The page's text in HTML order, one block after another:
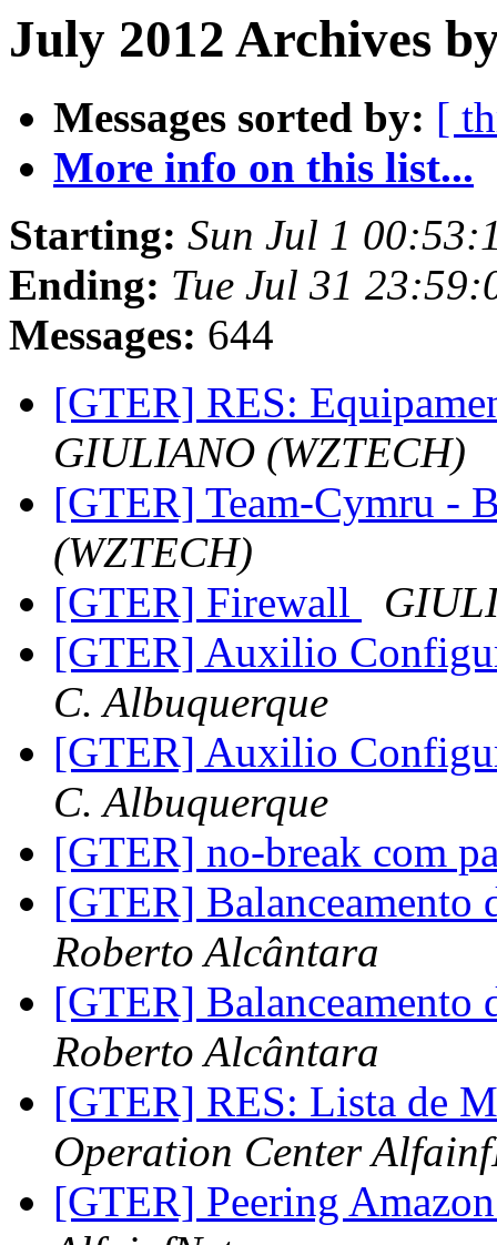
July 2012 Archives
Messages sorted by: [
More info on this list...
Starting: Sun Jul 1
Ending: Tue Jul 31
Messages: 644
[GTER] RES:
GIULIANO (WZTECH)
[GTER] Team-Cymru -
(WZTECH)
[GTER] Firewall
[GTER] Auxilio
C. Albuquerque
[GTER] Auxilio
C. Albuquerque
[GTER] no-break com
[GTER] Balanceamento
Roberto Alcântara
[GTER] Balanceamento
Roberto Alcântara
[GTER] RES: Lista de
Operation Center
[GTER] Peering